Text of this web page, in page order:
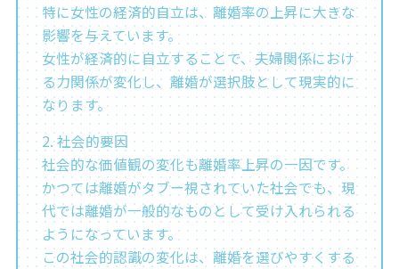
特に女性の経済的自立は、離婚率の上昇に大きな
影響を与えています。
女性が経済的に自立することで、夫婦関係におけ
る力関係が変化し、離婚が選択肢として現実的に
なります。
2. 社会的要因
社会的な価値観の変化も離婚率上昇の一因です。
かつては離婚がタブー視されていた社会でも、現
代では離婚が一般的なものとして受け入れられる
ようになっています。
この社会的認識の変化は、離婚を選びやすくする